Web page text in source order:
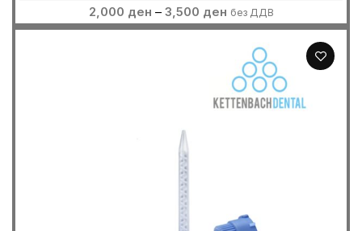
2,000 ден – 3,500 денPrice
range:
through
3,500 ден
без ДДВ